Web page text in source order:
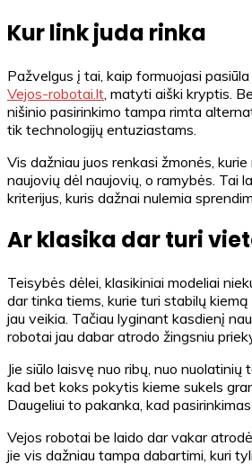
Kur link juda rinka
Pažvelgus į tai, kaip formuojasi
Vejos-robotai.lt , matyti aiški kryptis.
nišinio pasirinkimo tampa rimta
tik technologijų entuziastams.
Vis dažniau juos renkasi žmonės,
naujovių dėl naujovių, o ramybės. Tai
kriterijus, kuris dažnai nulemia
Ar klasika dar turi
Teisybės dėlei, klasikiniai modeliai
dar tinka tiems, kurie turi stabilų
jau veikia. Tačiau lyginant kasdienį
robotai jau dabar atrodo žingsniu
Jie siūlo laisvę nuo ribų, nuo nuolatinių
kad bet koks pokytis kieme sukels
Daugeliui to pakanka, kad
Vejos robotai be laido dar vakar
jie vis dažniau tampa dabartimi, kuri